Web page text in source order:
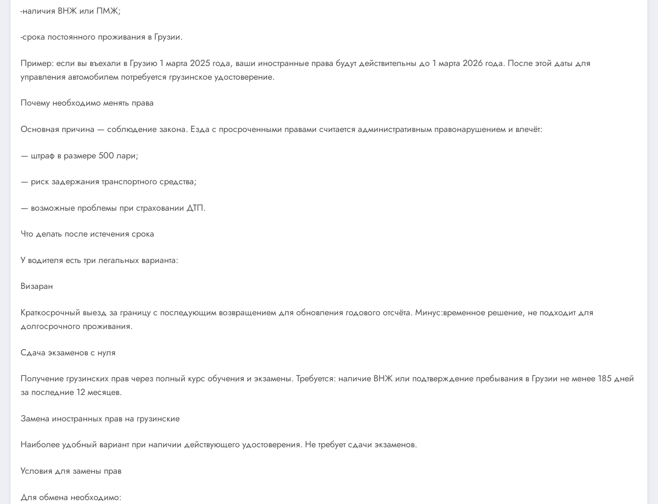
-наличия ВНЖ или ПМЖ;
-срока постоянного проживания в Грузии.
Пример: если вы въехали в Грузию 1 марта 2025 года, ваши иностранные права будут действительны до 1 марта 2026 года. После этой даты для
управления автомобилем потребуется грузинское удостоверение.
Почему необходимо менять права
Основная причина — соблюдение закона. Езда с просроченными правами считается административным правонарушением и влечёт:
— штраф в размере 500 лари;
— риск задержания транспортного средства;
— возможные проблемы при страховании ДТП.
Что делать после истечения срока
У водителя есть три легальных варианта:
Визаран
Краткосрочный выезд за границу с последующим возвращением для обновления годового отсчёта. Минус:временное решение, не подходит для
долгосрочного проживания.
Сдача экзаменов с нуля
Получение грузинских прав через полный курс обучения и экзамены. Требуется: наличие ВНЖ или подтверждение пребывания в Грузии не менее 185 дней
за последние 12 месяцев.
Замена иностранных прав на грузинские
Наиболее удобный вариант при наличии действующего удостоверения. Не требует сдачи экзаменов.
Условия для замены прав
Для обмена необходимо: